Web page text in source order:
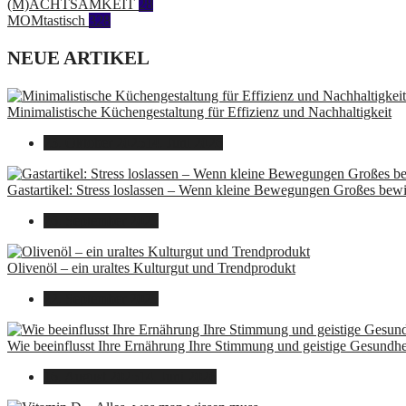
(M)ACHTSAMKEIT 28
MOMtastisch 328
NEUE ARTIKEL
Minimalistische Küchengestaltung für Effizienz und Nachhaltigkeit
Gastartikel: Stress loslassen – Wenn kleine Bewegungen Großes
Olivenöl – ein uraltes Kulturgut und Trendprodukt
Wie beeinflusst Ihre Ernährung Ihre Stimmung und geistige